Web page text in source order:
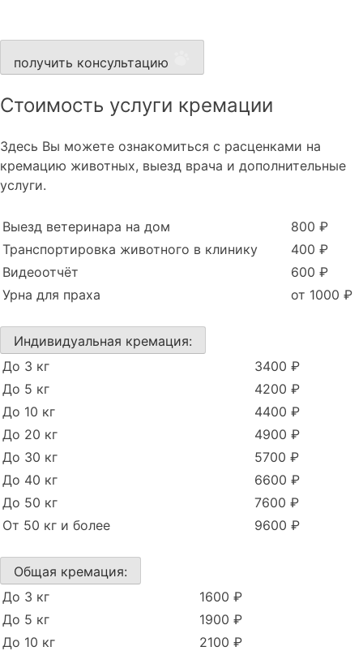
получить консультацию
Стоимость услуги кремации
Здесь Вы можете ознакомиться с расценками на
кремацию животных, выезд врача и дополнительные
услуги.
Выезд ветеринара на дом
800 ₽
Транспортировка животного в клинику
400 ₽
Видеоотчёт
600 ₽
Урна для праха
от 1000 ₽
Индивидуальная кремация:
До 3 кг
3400 ₽
До 5 кг
4200 ₽
До 10 кг
4400 ₽
До 20 кг
4900 ₽
До 30 кг
5700 ₽
До 40 кг
6600 ₽
До 50 кг
7600 ₽
От 50 кг и более
9600 ₽
Общая кремация:
До 3 кг
1600 ₽
До 5 кг
1900 ₽
До 10 кг
2100 ₽